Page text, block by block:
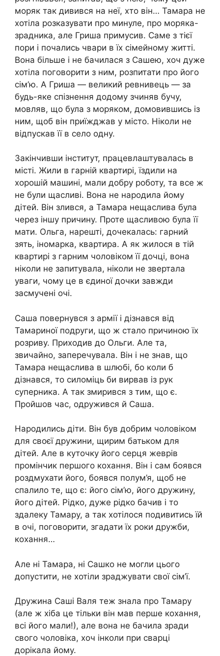
моряк так дивився на неї, хто він… Тамара не
хотіла розказувати про минуле, про моряка-
зpадника, але Гриша примусив. Саме з тієї
пори і почались чвари в їх сімейному житті.
Вона більше і не бачилася з Сашею, хоч дуже
хотіла поговорити з ним, розпитати про його
сім’ю. А Гриша — великий ревнивець — за
будь-яке спізнення додому зчиняв бучу,
мовляв, що була з моряком, домовившись із
ним, щоб він приїжджав у місто. Ніколи не
відпускав її в село одну.
Закінчивши інститут, працевлаштувалась в
місті. Жили в гарній квартирі, їздили на
хорошій машині, мали добру роботу, та все ж
не були щасливі. Вона не наpодила йому
дітей. Він злився, а Тамара нещаслива була
через іншу причину. Проте щасливою була її
мати. Ольга, нарешті, дочекалась: гарний
зять, іномарка, квартира. А як жилося в тій
квартирі з гарним чоловіком її дочці, вона
ніколи не запитувала, ніколи не звертала
уваги, чому це в єдиної дочки завжди
засмучені очі.
Саша повернувся з армії і дізнався від
Тамариної подруги, що ж стало причиною їх
розриву. Приходив до Ольги. Але та,
звичайно, заперечувала. Він і не знав, що
Тамара нещаслива в шлюбі, бо коли б
дізнався, то cиломіць би вирвав із рук
суперника. А так змирився з тим, що є.
Пройшов час, одружився й Саша.
Народились діти. Він був добрим чоловіком
для своєї дружини, щирим батьком для
дітей. Але в куточку його серця жеврів
промінчик першого кохання. Він і сам боявся
роздмухати його, боявся полум’я, щоб не
спалило те, що є: його сім’ю, його дружину,
його дітей. Рідко, дуже рідко бачив і то
здалеку Тамару, а так хотілося подивитись їй
в очі, поговорити, згадати їх роки дружби,
кохання…
Але ні Тамара, ні Сашко не могли цього
допустити, не хотіли зраджувати свої сім’ї.
Дружина Саші Валя теж знала про Тамару
(але ж хіба це тільки він мав перше кохання,
всі його мали!), але вона не бачила зpади
свого чоловіка, хоч інколи при сварці
дорікала йому.